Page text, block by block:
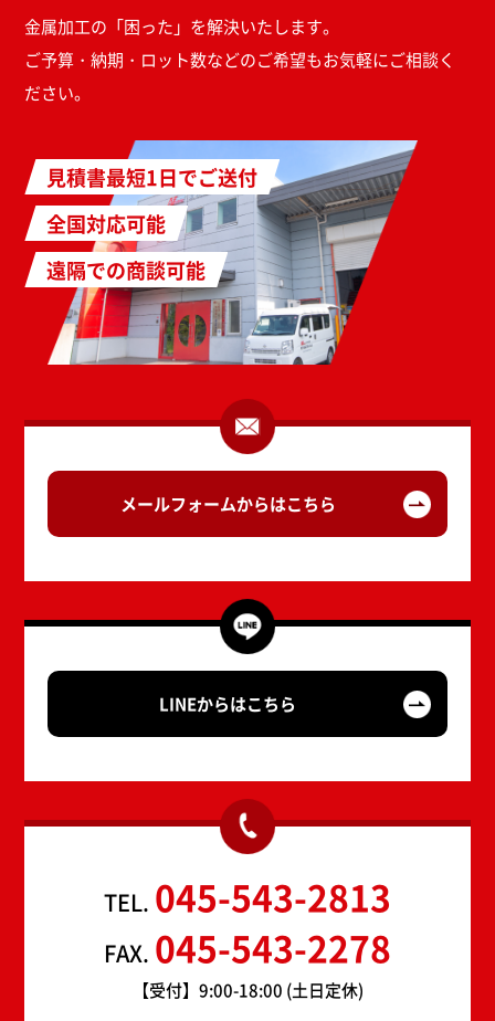
金属加工の「困った」を解決いたします。
ご予算・納期・ロット数などのご希望もお気軽にご相談く
ださい。
見積書最短1日でご送付
全国対応可能
遠隔での商談可能
メールフォームからはこちら
LINEからはこちら
TEL. 045-543-2813
FAX. 045-543-2278
【受付】9:00-18:00 (土日定休)